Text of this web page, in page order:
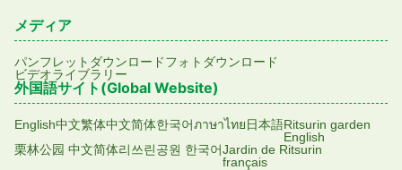
メディア
パンフレットダウンロードフォトダウンロード
ビデオライブラリー
外国語サイト(Global Website)
English中文繁体中文简体한국어ภาษาไทย日本語Ritsurin garden
English
栗林公园 中文简体리쓰린공원 한국어Jardin de Ritsurin
français